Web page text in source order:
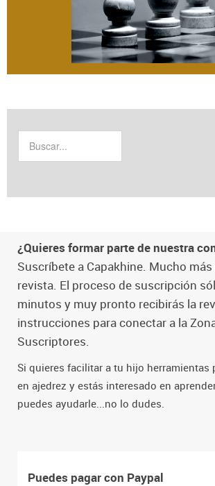
¿Quieres formar parte de nuestra
Suscríbete a Capakhine. Mucho
revista. El proceso de suscripción
minutos y muy pronto recibirás la
instrucciones para conectar a la
Suscriptores.
Si quieres facilitar a tu hijo herramientas
en ajedrez y estás interesado en
puedes ayudarle...no lo dudes.
Puedes pagar con Paypal